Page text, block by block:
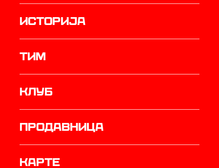
историја
ТИМ
Клуб
продавница
Карте